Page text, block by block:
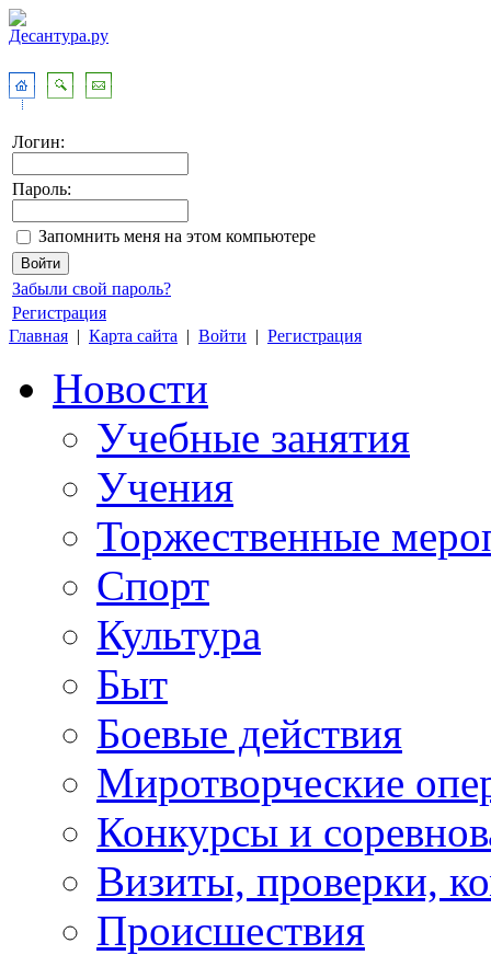
Логин:
Пароль:
Запомнить меня на этом компьютере
Забыли свой пароль?
Регистрация
Главная | Карта сайта | Войти | Регистрация
Новости
Учебные занятия
Учения
Торжественные
Спорт
Культура
Быт
Боевые действия
Миротворческие
Конкурсы и
Визиты, проверки,
Происшествия